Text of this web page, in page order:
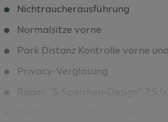
Nichtraucherausführung
Normalsitze vorne
Park Distanz Kontrolle vorne
Privacy-Verglasung